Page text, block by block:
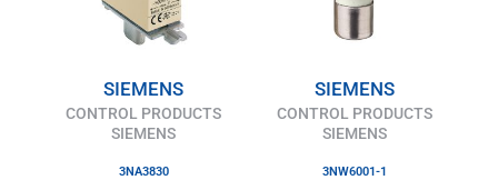
SIEMENS
CONTROL PRODUCTS
SIEMENS
3NA3830
SIEMENS
CONTROL PRODUCTS
SIEMENS
3NW6001-1